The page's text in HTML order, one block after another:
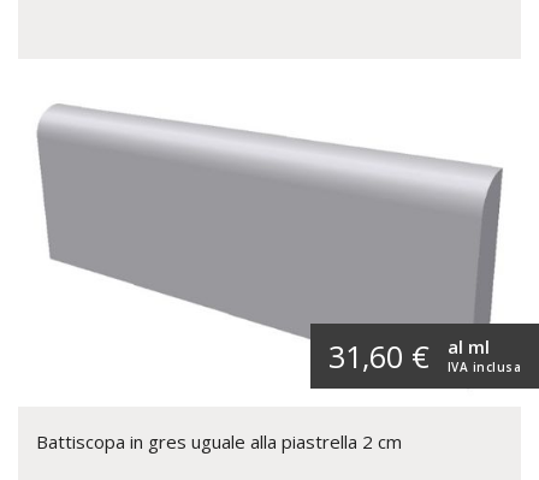
31,60 € IVA inclusa
al ml
Battiscopa in gres uguale alla piastrella 2 cm